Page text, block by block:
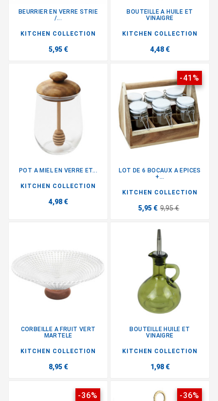
BEURRIER EN VERRE STRIE
/...
KITCHEN COLLECTION
5,95 €
BOUTEILLE A HUILE ET
VINAIGRE
KITCHEN COLLECTION
4,48 €
POT A MIEL EN VERRE ET...
KITCHEN COLLECTION
4,98 €
-41%
LOT DE 6 BOCAUX A EPICES
+...
KITCHEN COLLECTION
5,95 € 9,95 €
CORBEILLE A FRUIT VERT
MARTELE
KITCHEN COLLECTION
8,95 €
BOUTEILLE HUILE ET
VINAIGRE
KITCHEN COLLECTION
1,98 €
-36% -36%